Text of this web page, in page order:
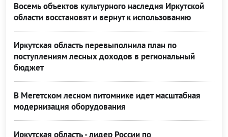
Восемь объектов культурного наследия Иркутской
области восстановят и вернут к использованию
Иркутская область перевыполнила план по
поступлениям лесных доходов в региональный
бюджет
В Мегетском лесном питомнике идет масштабная
модернизация оборудования
Иркутская область - лидер России по